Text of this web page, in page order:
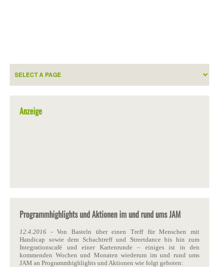
Anzeige
Programmhighlights und Aktionen im und rund ums JAM
12.4.2016 - Von Basteln über einen Treff für Menschen mit
Handicap sowie dem Schachtreff und Streetdance bis hin zum
Integrationscafé und einer Kartenrunde – einiges ist in den
kommenden Wochen und Monaten wiederum im und rund ums
JAM an Programmhighlights und Aktionen wie folgt geboten: